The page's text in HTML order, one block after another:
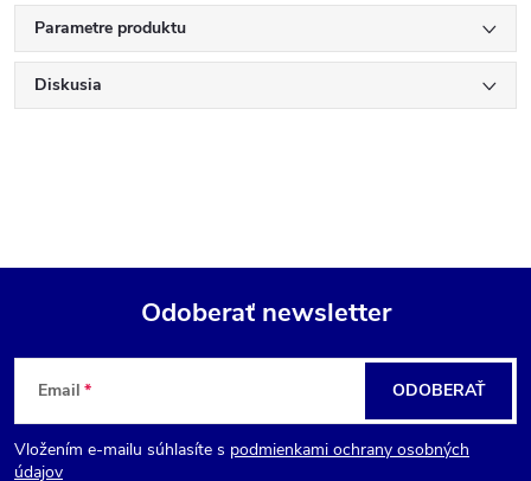
Parametre produktu
Diskusia
Z
á
Odoberať newsletter
Email
Vložením e-mailu súhlasíte s podmienkami ochrany osobných
údajov
ODOBERAŤ